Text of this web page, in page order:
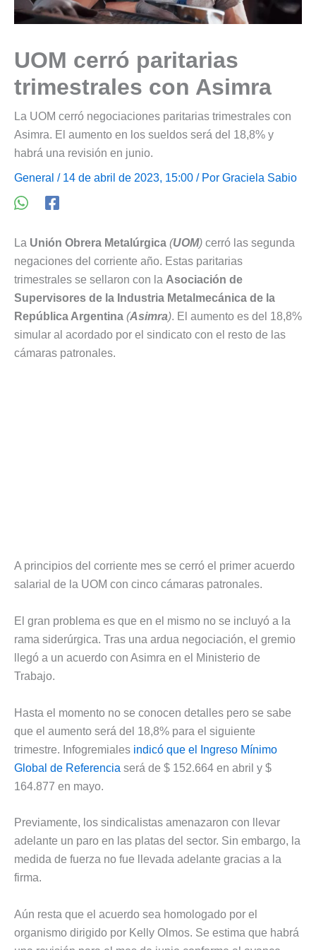
UOM cerró paritarias
trimestrales con Asimra
La UOM cerró negociaciones paritarias trimestrales con
Asimra. El aumento en los sueldos será del 18,8% y
habrá una revisión en junio.
General / 14 de abril de 2023, 15:00 / Por Graciela Sabio
La Unión Obrera Metalúrgica (UOM) cerró las segunda
negaciones del corriente año. Estas paritarias
trimestrales se sellaron con la Asociación de
Supervisores de la Industria Metalmecánica de la
República Argentina (Asimra). El aumento es del 18,8%
simular al acordado por el sindicato con el resto de las
cámaras patronales.
A principios del corriente mes se cerró el primer acuerdo
salarial de la UOM con cinco cámaras patronales.
El gran problema es que en el mismo no se incluyó a la
rama siderúrgica. Tras una ardua negociación, el gremio
llegó a un acuerdo con Asimra en el Ministerio de
Trabajo.
Hasta el momento no se conocen detalles pero se sabe
que el aumento será del 18,8% para el siguiente
trimestre. Infogremiales indicó que el Ingreso Mínimo
Global de Referencia será de $ 152.664 en abril y $
164.877 en mayo.
Previamente, los sindicalistas amenazaron con llevar
adelante un paro en las platas del sector. Sin embargo, la
medida de fuerza no fue llevada adelante gracias a la
firma.
Aún resta que el acuerdo sea homologado por el
organismo dirigido por Kelly Olmos. Se estima que habrá